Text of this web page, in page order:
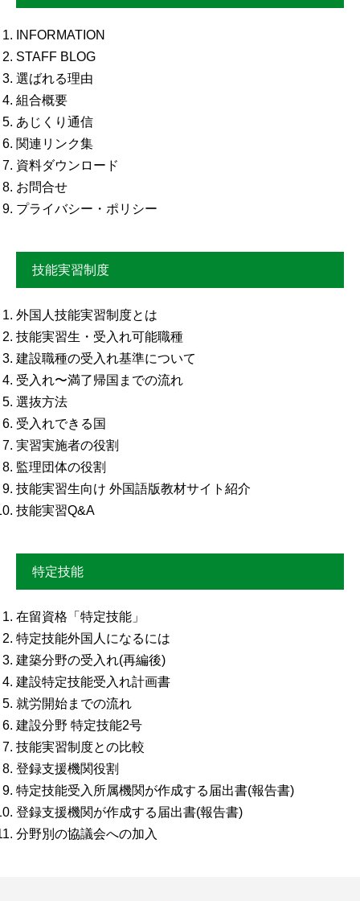
INFORMATION
STAFF BLOG
選ばれる理由
組合概要
あじくり通信
関連リンク集
資料ダウンロード
お問合せ
プライバシー・ポリシー
技能実習制度
外国人技能実習制度とは
技能実習生・受入れ可能職種
建設職種の受入れ基準について
受入れ〜満了帰国までの流れ
選抜方法
受入れできる国
実習実施者の役割
監理団体の役割
技能実習生向け 外国語版教材サイト紹介
技能実習Q&A
特定技能
在留資格「特定技能」
特定技能外国人になるには
建築分野の受入れ(再編後)
建設特定技能受入れ計画書
就労開始までの流れ
建設分野 特定技能2号
技能実習制度との比較
登録支援機関役割
特定技能受入所属機関が作成する届出書(報告書)
登録支援機関が作成する届出書(報告書)
分野別の協議会への加入